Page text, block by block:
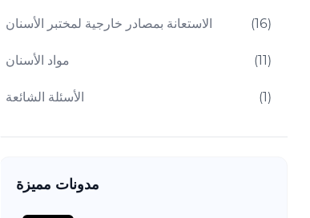
الاستعانة بمصادر خارجية لمختبر الأسنان (16)
مواد الأسنان (11)
الأسئلة الشائعة (1)
مدونات مميزة